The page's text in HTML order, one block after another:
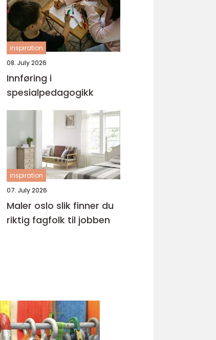
inspiration
08. July 2026
Innføring i
spesialpedagogikk
inspiration
07. July 2026
Maler oslo slik finner du
riktig fagfolk til jobben